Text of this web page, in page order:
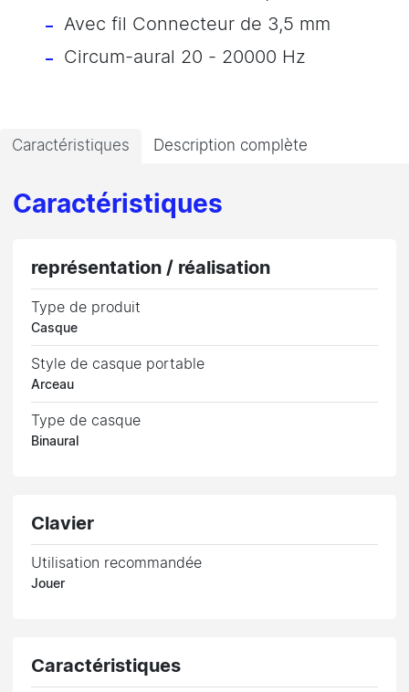
Avec fil Connecteur de 3,5 mm
Circum-aural 20 - 20000 Hz
Caractéristiques Description complète
Caractéristiques
représentation / réalisation
Type de produit
Casque
Style de casque portable
Arceau
Type de casque
Binaural
Clavier
Utilisation recommandée
Jouer
Caractéristiques